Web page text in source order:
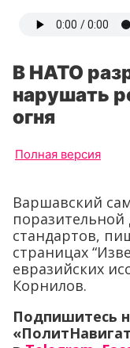
В НАТО
нарушать
огня
Полная версия
Варшавский
стандартов,
страницах
евразийских
Корнилов.
Подпишитесь